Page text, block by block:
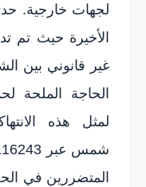
لجهات خارجية.
الأخيرة حيث تم
غير قانوني بين
الحاجة الملحة
لمثل هذه
المتضررين في